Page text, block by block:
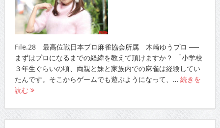
File.28 最高位戦日本プロ麻雀協会所属 木崎ゆうプロ ──
まずはプロになるまでの経緯を教えて頂けますか？ 「小学校
３年生ぐらいの頃、両親と妹と家族内での麻雀は経験してい
たんです。そこからゲームでも遊ぶようになって、… 続きを
読む